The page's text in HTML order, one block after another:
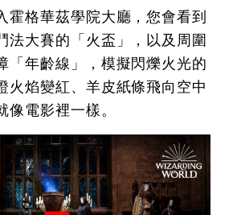
霍格華茲學院大廳，您會看到
法大賽的「火盃」，以及周圍
「年齡線」，模擬閃爍火光的
火焰變紅、羊皮紙條飛向空中
像電影裡一樣。